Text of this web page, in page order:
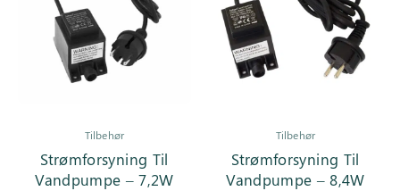
Tilbehør
Strømforsyning Til
Vandpumpe – 7,2W
Tilbehør
Strømforsyning Til
Vandpumpe – 8,4W